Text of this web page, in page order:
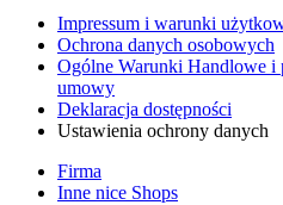
Impressum i warunki
Ochrona danych osobowych
Ogólne Warunki Handlowe i
umowy
Deklaracja dostępności
Ustawienia ochrony danych
Firma
Inne nice Shops